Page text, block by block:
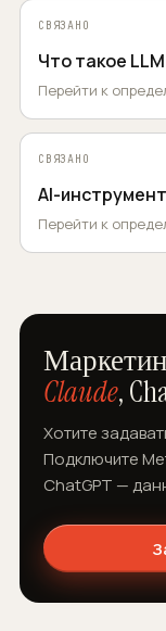
СВЯЗАНО
Что такое LLM
Перейти к
СВЯЗАНО
AI-
Перейти к
Claude,
Хотите
Подключите
ChatGPT —